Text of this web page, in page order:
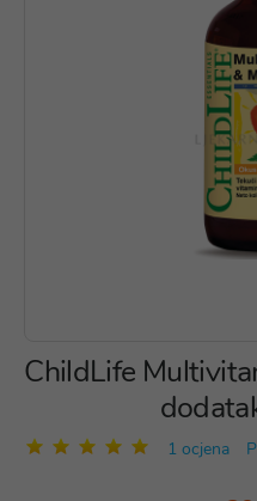
ChildLife
1 ocjena